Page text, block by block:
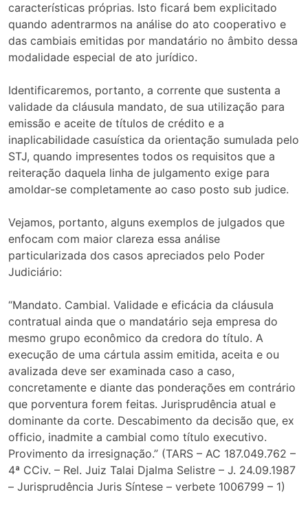
características próprias. Isto ficará bem explicitado
quando adentrarmos na análise do ato cooperativo e
das cambiais emitidas por mandatário no âmbito dessa
modalidade especial de ato jurídico.
Identificaremos, portanto, a corrente que sustenta a
validade da cláusula mandato, de sua utilização para
emissão e aceite de títulos de crédito e a
inaplicabilidade casuística da orientação sumulada pelo
STJ, quando impresentes todos os requisitos que a
reiteração daquela linha de julgamento exige para
amoldar-se completamente ao caso posto sub judice.
Vejamos, portanto, alguns exemplos de julgados que
enfocam com maior clareza essa análise
particularizada dos casos apreciados pelo Poder
Judiciário:
“Mandato. Cambial. Validade e eficácia da cláusula
contratual ainda que o mandatário seja empresa do
mesmo grupo econômico da credora do título. A
execução de uma cártula assim emitida, aceita e ou
avalizada deve ser examinada caso a caso,
concretamente e diante das ponderações em contrário
que porventura forem feitas. Jurisprudência atual e
dominante da corte. Descabimento da decisão que, ex
officio, inadmite a cambial como título executivo.
Provimento da irresignação.” (TARS – AC 187.049.762 –
4ª CCiv. – Rel. Juiz Talai Djalma Selistre – J. 24.09.1987
– Jurisprudência Juris Síntese – verbete 1006799 – 1)